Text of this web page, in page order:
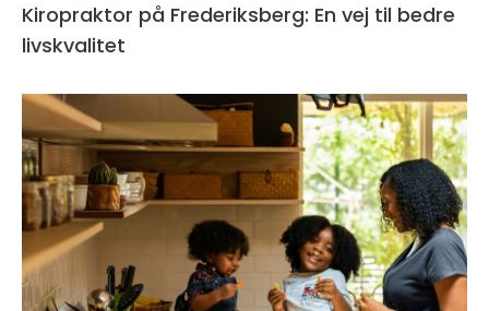
Kiropraktor på Frederiksberg: En vej til bedre
livskvalitet